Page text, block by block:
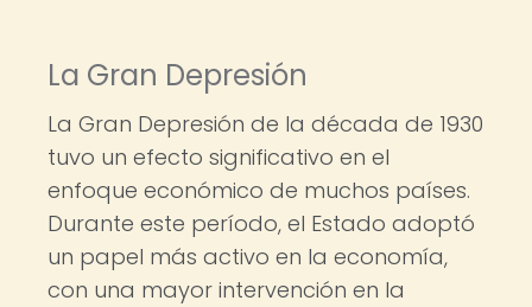
La Gran Depresión
La Gran Depresión de la década de 1930
tuvo un efecto significativo en el
enfoque económico de muchos países.
Durante este período, el Estado adoptó
un papel más activo en la economía,
con una mayor intervención en la